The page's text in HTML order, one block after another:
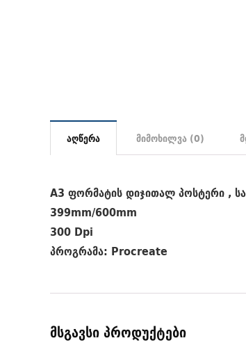
აღწერა მიმოხილვა (0)
A3 ფორმატის დიჯითალ პოსტერი ,
399mm/600mm
300 Dpi
პროგრამა: Procreate
მსგავსი პროდუქტები